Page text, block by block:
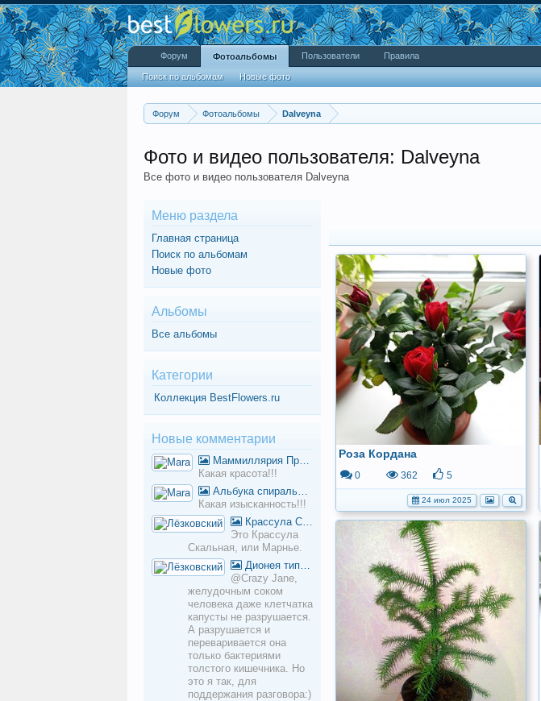
Форум Фотоальбомы Dalveyna
Фото и видео пользователя: Dalveyna
Все фото и видео пользователя Dalveyna
Роза Кордана
0 362 5
24 июл 2025
Меню раздела
Главная страница
Поиск по альбомам
Новые фото
Альбомы
Все альбомы
Категории
Коллекция BestFlowers.ru
Новые комментарии
Маммиллярия Пролифера (Mammillaria prolifera)
Какая красота!!!
Альбука спиральная
Какая изысканность!!!
Крассула Скальная, Марнье
Это Крассула
Скальная, или Марнье.
Дионея типичная
@Crazy Jane,
желудочным соком
человека даже клетчатка
капусты не разрушается.
А разрушается и
переваривается она
только бактериями
толстого кишечника. Но
это я так, для
поддержания разговора:)
Форум Фотоальбомы
Поиск по альбомам Новые фото
Пользователи Правила